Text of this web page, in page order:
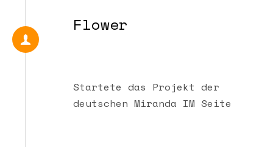
Flower
Startete das Projekt der
deutschen Miranda IM Seite